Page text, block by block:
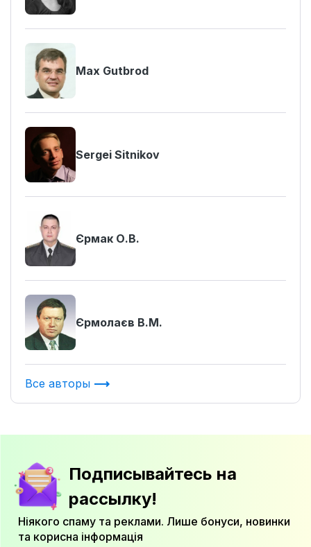
Max Gutbrod
Sergei Sitnikov
Єрмак О.В.
Єрмолаєв В.М.
Все авторы
Подписывайтесь на
рассылку!
Ніякого спаму та реклами. Лише бонуси, новинки
та корисна інформація